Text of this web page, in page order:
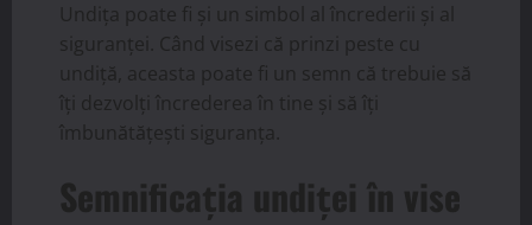
Undița poate fi și un simbol al încrederii și al
siguranței. Când visezi că prinzi peste cu
undiță, aceasta poate fi un semn că trebuie să
îți dezvolți încrederea în tine și să îți
îmbunătățești siguranța.
Semnificația undiței în vise